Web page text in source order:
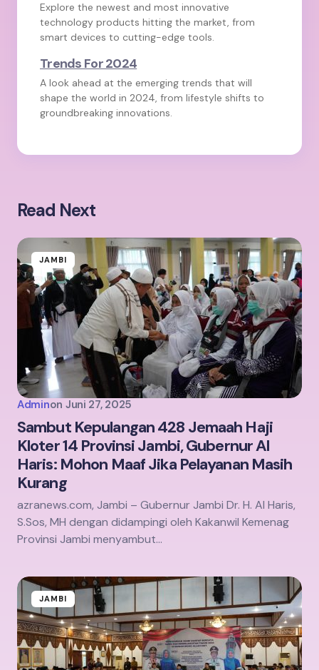
Explore the newest and most innovative
technology products hitting the market, from
smart devices to cutting-edge tools.
Trends For 2024
A look ahead at the emerging trends that will
shape the world in 2024, from lifestyle shifts to
groundbreaking innovations.
Read Next
JAMBI
Adminon Juni 27, 2025
Sambut Kepulangan 428 Jemaah Haji
Kloter 14 Provinsi Jambi, Gubernur Al
Haris: Mohon Maaf Jika Pelayanan Masih
Kurang
azranews.com, Jambi – Gubernur Jambi Dr. H. Al Haris,
S.Sos, MH dengan didampingi oleh Kakanwil Kemenag
Provinsi Jambi menyambut…
JAMBI